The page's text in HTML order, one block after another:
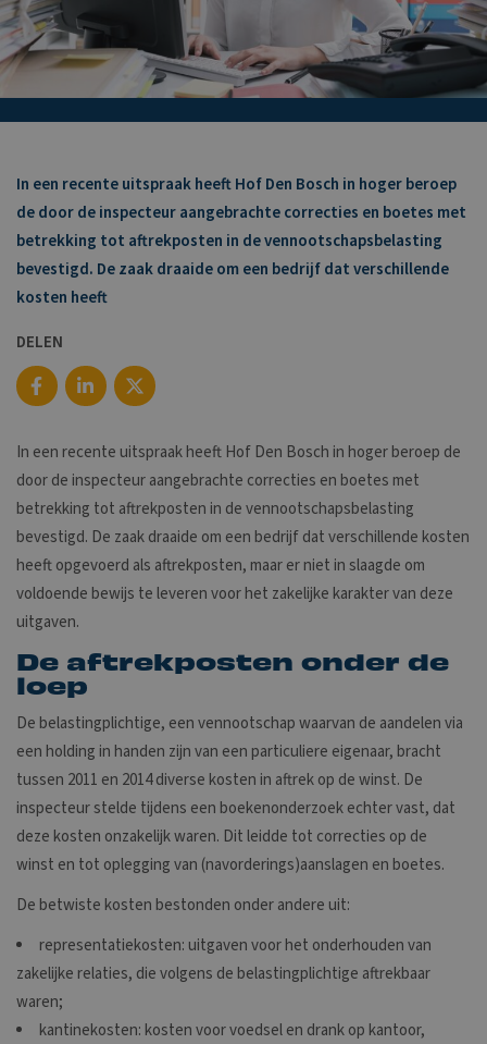
In een recente uitspraak heeft Hof Den Bosch in hoger beroep
de door de inspecteur aangebrachte correcties en boetes met
betrekking tot aftrekposten in de vennootschapsbelasting
bevestigd. De zaak draaide om een bedrijf dat verschillende
kosten heeft
DELEN
In een recente uitspraak heeft Hof Den Bosch in hoger beroep de
door de inspecteur aangebrachte correcties en boetes met
betrekking tot aftrekposten in de vennootschapsbelasting
bevestigd. De zaak draaide om een bedrijf dat verschillende kosten
heeft opgevoerd als aftrekposten, maar er niet in slaagde om
voldoende bewijs te leveren voor het zakelijke karakter van deze
uitgaven.
De aftrekposten onder de
loep
De belastingplichtige, een vennootschap waarvan de aandelen via
een holding in handen zijn van een particuliere eigenaar, bracht
tussen 2011 en 2014 diverse kosten in aftrek op de winst. De
inspecteur stelde tijdens een boekenonderzoek echter vast, dat
deze kosten onzakelijk waren. Dit leidde tot correcties op de
winst en tot oplegging van (navorderings)aanslagen en boetes.
De betwiste kosten bestonden onder andere uit:
representatiekosten: uitgaven voor het onderhouden van
zakelijke relaties, die volgens de belastingplichtige aftrekbaar
waren;
kantinekosten: kosten voor voedsel en drank op kantoor,